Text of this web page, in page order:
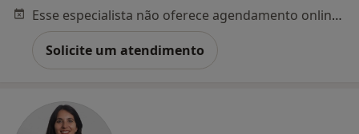
Esse especialista não oferece agendamento online para esse endereço.
Solicite um atendimento